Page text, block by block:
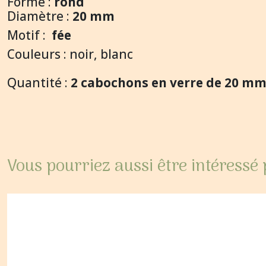
Diamètre : 20 mm
Motif : fée
Couleurs : noir, blanc
Quantité : 2 cabochons en verre de 20 mm
Vous pourriez aussi être intéressé